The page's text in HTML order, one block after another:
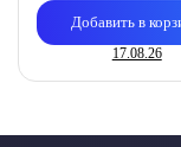
Добавить в
17.08.26